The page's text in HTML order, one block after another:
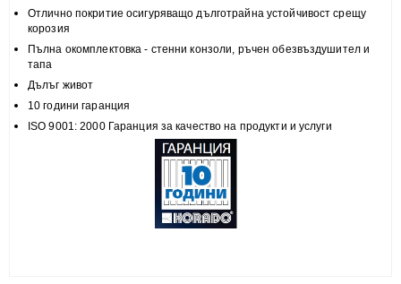
Отлично покритие осигуряващо дълготрайна устойчивост срещу
корозия
Пълна окомплектовка - стенни конзоли, ръчен обезвъздушител и
тапа
Дълъг живот
10 години гаранция
ISO 9001: 2000 Гаранция за качество на продукти и услуги